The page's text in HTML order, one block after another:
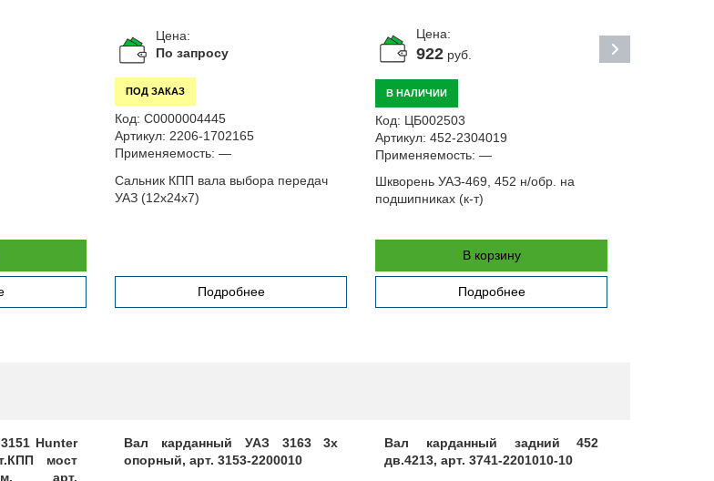
Цена:
По запросу
ПОД ЗАКАЗ
Код: С0000004445
Артикул: 2206-1702165
Применяемость: —
Сальник КПП вала выбора передач
УАЗ (12х24х7)
Подробнее
Цена:
922 руб.
В НАЛИЧИИ
Код: ЦБ002503
Артикул: 452-2304019
Применяемость: —
Шкворень УАЗ-469, 452 н/обр. на
подшипниках (к-т)
В корзину
Подробнее
Hunter
мост
арт.
Вал карданный УАЗ 3163 3х
опорный, арт. 3153-2200010
Вал карданный задний 452
дв.4213, арт. 3741-2201010-10